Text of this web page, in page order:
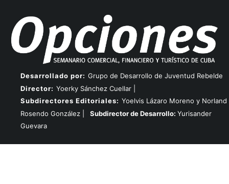
Desarrollado por: Grupo de Desarrollo de Juventud Rebelde
Director: Yoerky Sánchez Cuellar |
Subdirectores Editoriales: Yoelvis Lázaro Moreno y Norland
Rosendo González |
Subdirector de Desarrollo: Yurisander
Guevara